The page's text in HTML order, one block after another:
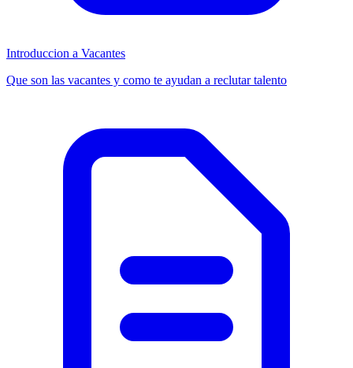
Introduccion a Vacantes
Que son las vacantes y como te ayudan a reclutar talento